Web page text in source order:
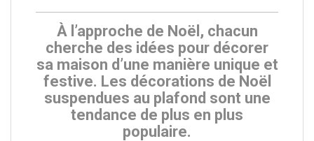
À l’approche de Noël, chacun
cherche des idées pour décorer
sa maison d’une manière unique et
festive. Les décorations de Noël
suspendues au plafond sont une
tendance de plus en plus
populaire.